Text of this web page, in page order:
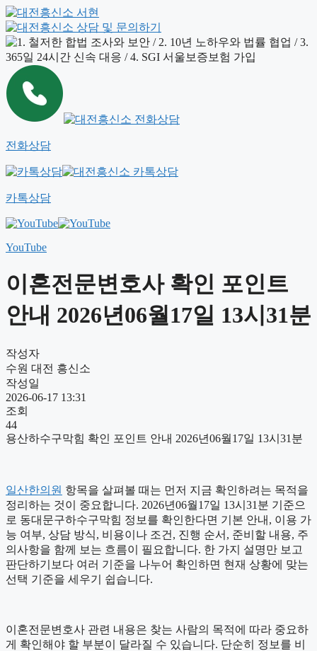
전화상담
카톡상담
YouTube
이혼전문변호사 확인 포인트
안내 2026년06월17일 13시31분
작성자
수원 대전 흥신소
작성일
2026-06-17 13:31
조회
44
용산하수구막힘 확인 포인트 안내 2026년06월17일 13시31분
일산한의원 항목을 살펴볼 때는 먼저 지금 확인하려는 목적을
정리하는 것이 중요합니다. 2026년06월17일 13시31분 기준으
로 동대문구하수구막힘 정보를 확인한다면 기본 안내, 이용 가
능 여부, 상담 방식, 비용이나 조건, 진행 순서, 준비할 내용, 주
의사항을 함께 보는 흐름이 필요합니다. 한 가지 설명만 보고
판단하기보다 여러 기준을 나누어 확인하면 현재 상황에 맞는
선택 기준을 세우기 쉽습니다.
이혼전문변호사 관련 내용은 찾는 사람의 목적에 따라 중요하
게 확인해야 할 부분이 달라질 수 있습니다. 단순히 정보를 비